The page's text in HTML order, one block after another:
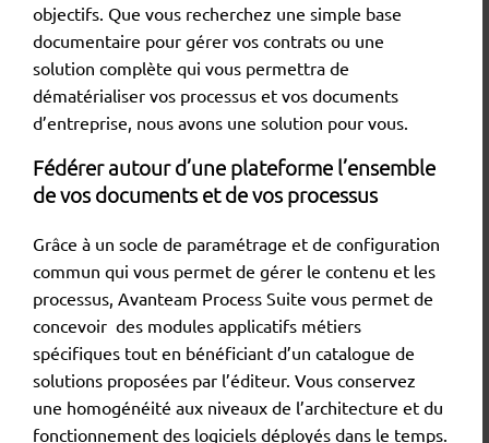
objectifs. Que vous recherchez une simple base
documentaire pour gérer vos contrats ou une
solution complète qui vous permettra de
dématérialiser vos processus et vos documents
d’entreprise, nous avons une solution pour vous.
Fédérer autour d’une plateforme l’ensemble
de vos documents et de vos processus
Grâce à un socle de paramétrage et de configuration
commun qui vous permet de gérer le contenu et les
processus, Avanteam Process Suite vous permet de
concevoir des modules applicatifs métiers
spécifiques tout en bénéficiant d’un catalogue de
solutions proposées par l’éditeur. Vous conservez
une homogénéité aux niveaux de l’architecture et du
fonctionnement des logiciels déployés dans le temps.